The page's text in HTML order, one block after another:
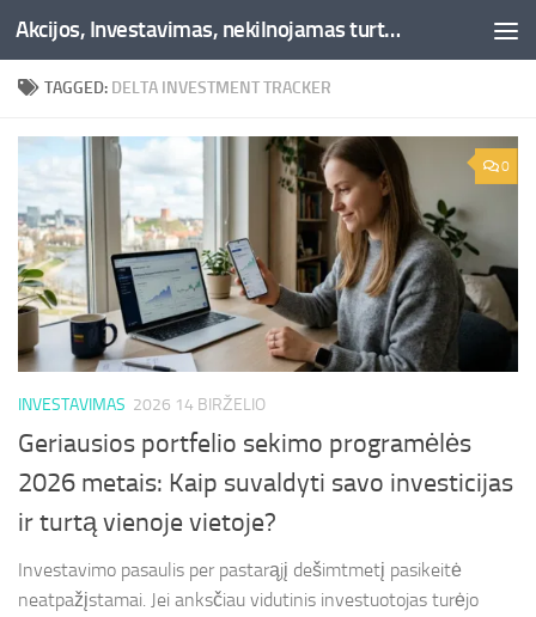
Skip to content Akcijos, Investavimas, nekilnojamas turtas, kriptovaliutos - Besociai.lt
TAGGED: DELTA INVESTMENT TRACKER
0
INVESTAVIMAS 2026 14 BIRŽELIO
Geriausios portfelio sekimo programėlės
2026 metais: Kaip suvaldyti savo investicijas
ir turtą vienoje vietoje?
Investavimo pasaulis per pastarąjį dešimtmetį pasikeitė
neatpažįstamai. Jei anksčiau vidutinis investuotojas turėjo